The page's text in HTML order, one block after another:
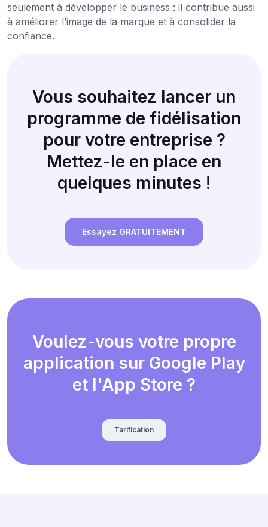
seulement à développer le business : il contribue aussi
à améliorer l’image de la marque et à consolider la
confiance.
Vous souhaitez lancer un
programme de fidélisation
pour votre entreprise ?
Mettez-le en place en
quelques minutes !
Essayez GRATUITEMENT
Voulez-vous votre propre
application sur Google Play
et l'App Store ?
Tarification